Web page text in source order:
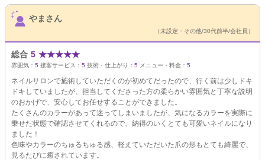
サロンPick Up
やまさん
（未設定・その他/30代前半/会社員）
総合 5 ★★★★★
雰囲気： 5 接客サービス： 5 技術・仕上がり： 5 メニュー・料金： 5
ネイルサロンで施術していただくのが初めてだったので、行く前は少しドキ
ドキしていましたが、担当してくださった方の柔らかい雰囲気と丁寧な説明
のおかげで、安心してお任せすることができました。
たくさんのカラーがあって迷ってしまいましたが、気になるカラーを実際に
乗せた状態で確認させてくれるので、納得のいくとても可愛いネイルになり
ました！
色味やカラーのちゅるちゅる感、軽えていただいた爪の形もとても綺麗で、
見るたびに癒されています。